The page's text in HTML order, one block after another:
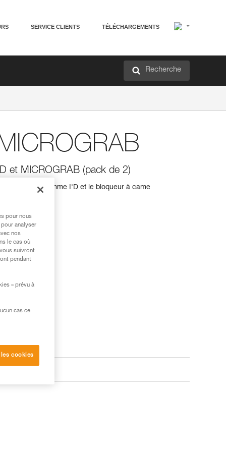
SERVICE CLIENTS TÉLÉCHARGEMENTS
Recherche
et MICROGRAB (pack de 2)
de la gamme I'D et le bloqueur à came
pour nous
analyser
nos
le cas où
suivront
pendant
» prévu à
cas ce
cookies